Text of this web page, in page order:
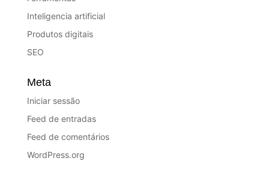
Inteligencia artificial
Produtos digitais
SEO
Meta
Iniciar sessão
Feed de entradas
Feed de comentários
WordPress.org